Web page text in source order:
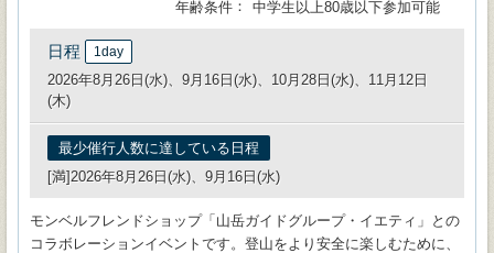
年齢条件
中学生以上80歳以下参加可能
日程 1day
2026年8月26日(水)、9月16日(水)、10月28日(水)、11月12日
(木)
最少催行人数に達している日程
[満]2026年8月26日(水)、9月16日(水)
モンベルフレンドショップ「山岳ガイドグループ・イエティ」との
コラボレーションイベントです。登山をより安全に楽しむために、